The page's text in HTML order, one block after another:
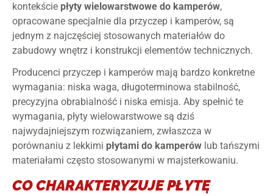
kontekście płyty wielowarstwowe do kamperów,
opracowane specjalnie dla przyczep i kamperów, są
jednym z najczęściej stosowanych materiałów do
zabudowy wnętrz i konstrukcji elementów technicznych.
Producenci przyczep i kamperów mają bardzo konkretne
wymagania: niska waga, długoterminowa stabilność,
precyzyjna obrabialność i niska emisja. Aby spełnić te
wymagania, płyty wielowarstwowe są dziś
najwydajniejszym rozwiązaniem, zwłaszcza w
porównaniu z lekkimi płytami do kamperów lub tańszymi
materiałami często stosowanymi w majsterkowaniu.
CO CHARAKTERYZUJE PŁYTĘ